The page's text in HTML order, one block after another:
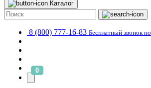
Каталог
8 (800) 777-16-83 Бесплатный звонок
0